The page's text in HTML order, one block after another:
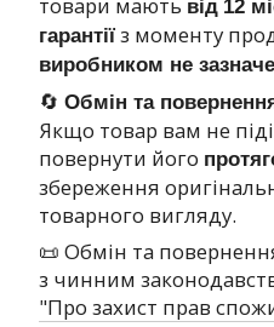
від 12
гарантії з моменту
виробником не
🔄 Обмін та
Якщо товар вам не
повернути його
збереження
товарного вигляду.
📜 Обмін та
з чинним
"Про захист прав